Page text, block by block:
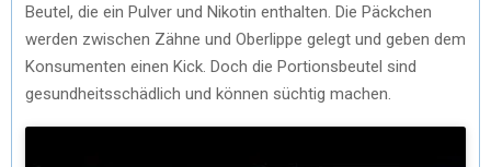
Beutel, die ein Pulver und Nikotin enthalten. Die Päckchen
werden zwischen Zähne und Oberlippe gelegt und geben dem
Konsumenten einen Kick. Doch die Portionsbeutel sind
gesundheitsschädlich und können süchtig machen.